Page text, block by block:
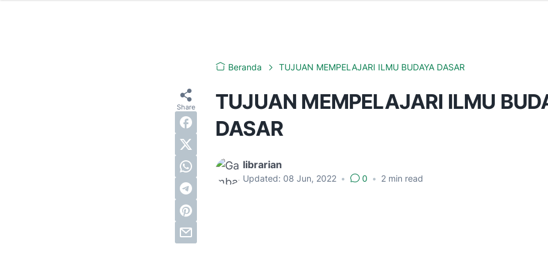
Beranda TUJUAN MEMPELAJARI ILMU BUDAYA DASAR
TUJUAN MEMPELAJARI ILMU
DASAR
librarian
Updated: 08 Jun, 2022 • 0 • 2 min read